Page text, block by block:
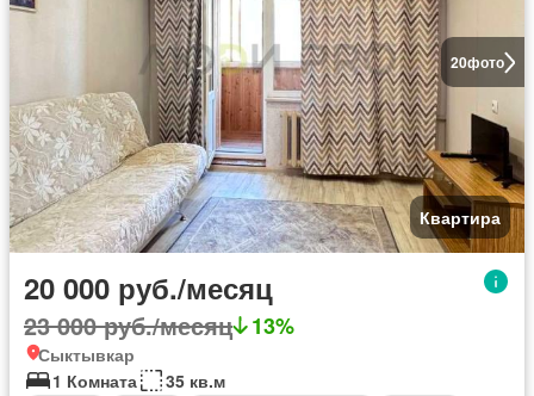
20фото
Квартира
20 000 руб./месяц
23 000 руб./месяц 13%
Сыктывкар
1 Комната
35 кв.м